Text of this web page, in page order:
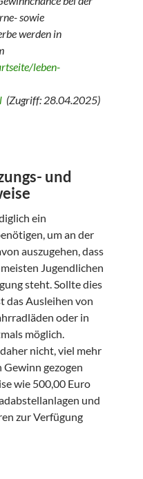
sowie
werden in
leben-
(Zugriff: 28.04.2025)
und
ein
um an der
auszugehen, dass
Jugendlichen
steht. Sollte dies
das Ausleihen von
oder in
möglich.
nicht, viel mehr
Gewinn gezogen
wie 500,00 Euro
und
zur Verfügung